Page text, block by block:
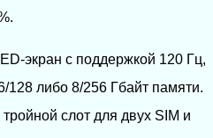
экран с поддержкой 120 Гц,
128 либо 8/256 Гбайт памяти.
слот для двух SIM и